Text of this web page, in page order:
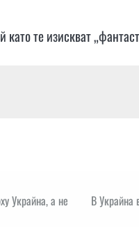
те изискват
Украйна, а не
В Украйна